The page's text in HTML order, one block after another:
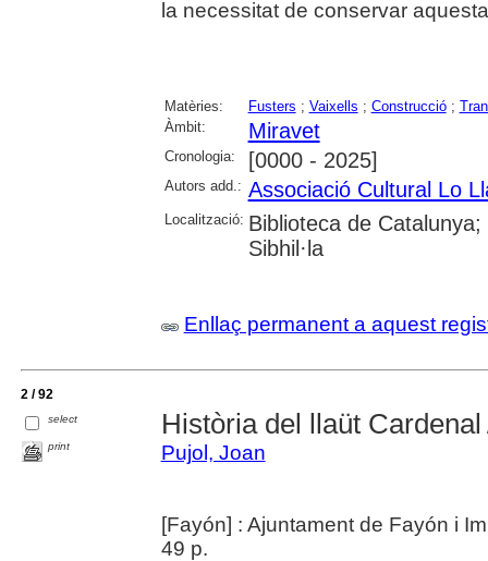
la necessitat de conservar
Matèries: Fusters ; Vaixells ; Construcció;
Àmbit:
Miravet
Cronologia: [0000 - 2025]
Autors add.: Associació Cultural Lo
Localització: Biblioteca de
Sibhil·la
Enllaç permanent a aquest
2 / 92
select
print
Història del llaüt Cardenal
Pujol, Joan
[Fayón] : Ajuntament de Fayón i
49 p.